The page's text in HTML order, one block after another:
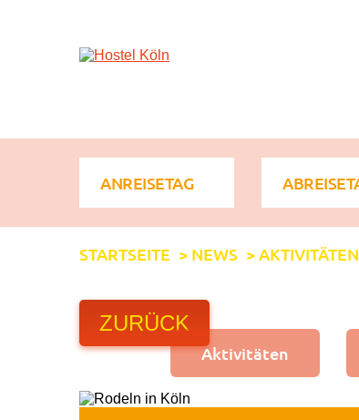
STARTSEITE > NEWS >AKTIVITÄTEN
ZURÜCK
Aktivitäten